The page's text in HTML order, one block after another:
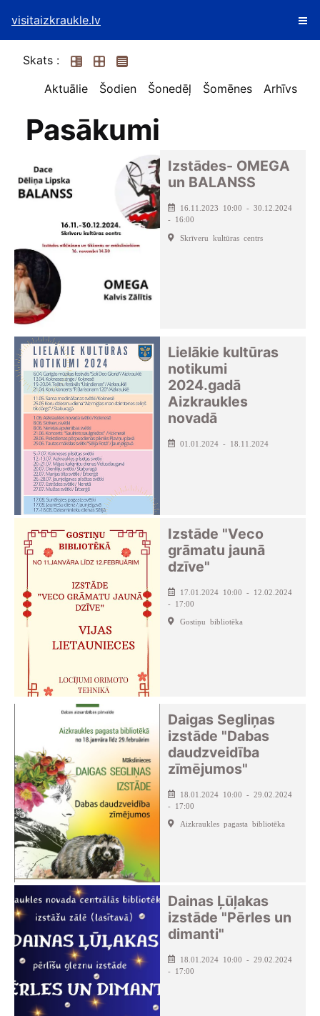
visitaizkraukle.lv
Skats :
Aktuālie
Šodien Šonedēļ Šomēnes Arhīvs
Pasākumi
Izstādes- OMEGA
un BALANSS
16.11.2023 10:00 - 30.12.2024
- 16:00
Skrīveru kultūras centrs
Lielākie kultūras
notikumi
2024.gadā
Aizkraukles
novadā
01.01.2024 - 18.11.2024
Izstāde "Veco
grāmatu jaunā
dzīve"
17.01.2024 10:00 - 12.02.2024
- 17:00
Gostiņu bibliotēka
Daigas Segliņas
izstāde "Dabas
daudzveidība
zīmējumos"
18.01.2024 10:00 - 29.02.2024
- 17:00
Aizkraukles pagasta bibliotēka
Dainas Ļūļakas
izstāde "Pērles un
dimanti"
18.01.2024 10:00 - 29.02.2024
- 17:00